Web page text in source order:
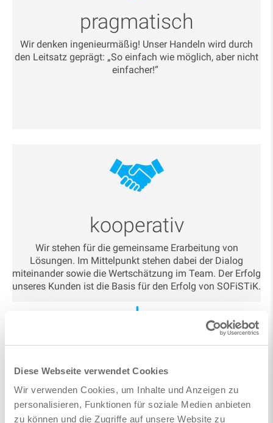
Diese Webseite verwendet Cookies
Wir verwenden Cookies, um Inhalte und Anzeigen zu
personalisieren, Funktionen für soziale Medien anbieten
zu können und die Zugriffe auf unsere Website zu
pragmatisch
Wir denken ingenieurmäßig! Unser Handeln wird durch
den Leitsatz geprägt: „So einfach wie möglich, aber nicht
einfacher!“
kooperativ
Wir stehen für die gemeinsame Erarbeitung von
Lösungen. Im Mittelpunkt stehen dabei der Dialog
miteinander sowie die Wertschätzung im Team. Der Erfolg
unseres Kunden ist die Basis für den Erfolg von SOFiSTiK.
innovativ
Innovationen sind für uns essentiell. Kundenbedürfnisse
frühzeitig zu erkennen und dadurch neue Wege zu gehen,